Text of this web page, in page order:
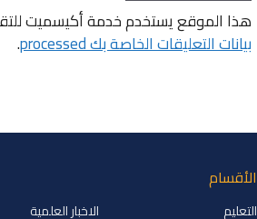
هذا الموقع يستخدم خدمة أكيسميت
بيانات التعليقات الخاصة بك processed .
الأقسام
التعليم الاخبار العلمية